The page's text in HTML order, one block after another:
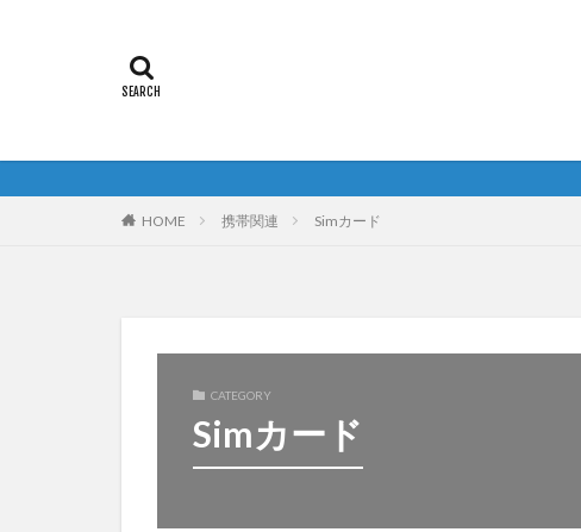
HOME 携帯関連 Simカード
CATEGORY
Simカード